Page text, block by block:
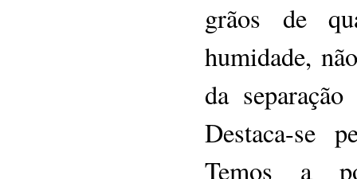
grãos de
humidade,
da
Destaca-se
Temos a